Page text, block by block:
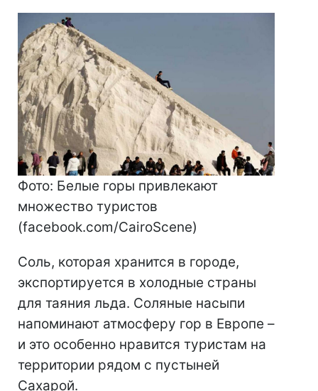
Фото: Белые горы привлекают
множество туристов
(facebook.com/CairoScene)
Соль, которая хранится в городе,
экспортируется в холодные страны
для таяния льда. Соляные насыпи
напоминают атмосферу гор в Европе –
и это особенно нравится туристам на
территории рядом с пустыней
Сахарой.